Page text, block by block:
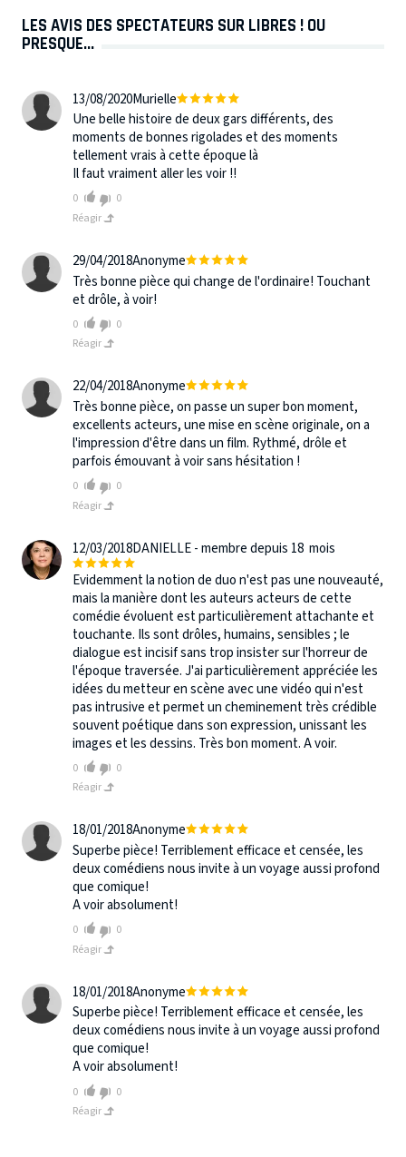
LES AVIS DES SPECTATEURS SUR LIBRES ! OU
PRESQUE...
13/08/2020Murielle
Une belle histoire de deux gars différents, des
moments de bonnes rigolades et des moments
tellement vrais à cette époque là
Il faut vraiment aller les voir !!
0
0
Réagir
29/04/2018Anonyme
Très bonne pièce qui change de l'ordinaire! Touchant
et drôle, à voir!
0
0
Réagir
22/04/2018Anonyme
Très bonne pièce, on passe un super bon moment,
excellents acteurs, une mise en scène originale, on a
l'impression d'être dans un film. Rythmé, drôle et
parfois émouvant à voir sans hésitation !
0
0
Réagir
12/03/2018DANIELLE - membre depuis 18 mois
Evidemment la notion de duo n'est pas une nouveauté,
mais la manière dont les auteurs acteurs de cette
comédie évoluent est particulièrement attachante et
touchante. Ils sont drôles, humains, sensibles ; le
dialogue est incisif sans trop insister sur l'horreur de
l'époque traversée. J'ai particulièrement appréciée les
idées du metteur en scène avec une vidéo qui n'est
pas intrusive et permet un cheminement très crédible
souvent poétique dans son expression, unissant les
images et les dessins. Très bon moment. A voir.
0
0
Réagir
18/01/2018Anonyme
Superbe pièce! Terriblement efficace et censée, les
deux comédiens nous invite à un voyage aussi profond
que comique!
A voir absolument!
0
0
Réagir
18/01/2018Anonyme
Superbe pièce! Terriblement efficace et censée, les
deux comédiens nous invite à un voyage aussi profond
que comique!
A voir absolument!
0
0
Réagir